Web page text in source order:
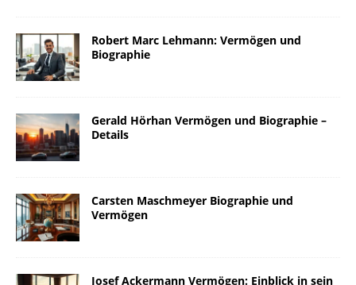
Robert Marc Lehmann: Vermögen und
Biographie
Gerald Hörhan Vermögen und Biographie –
Details
Carsten Maschmeyer Biographie und
Vermögen
Josef Ackermann Vermögen: Einblick in sein